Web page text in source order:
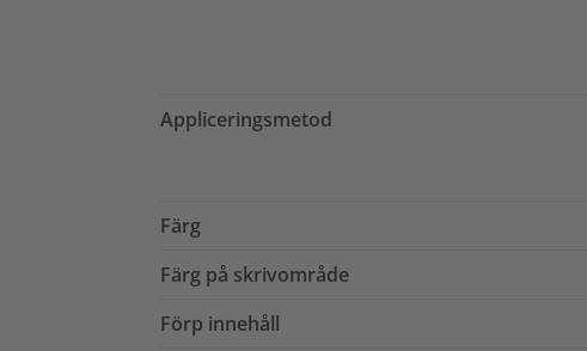
Appliceringsmetod
Färg
Färg på skrivområde
Förp innehåll